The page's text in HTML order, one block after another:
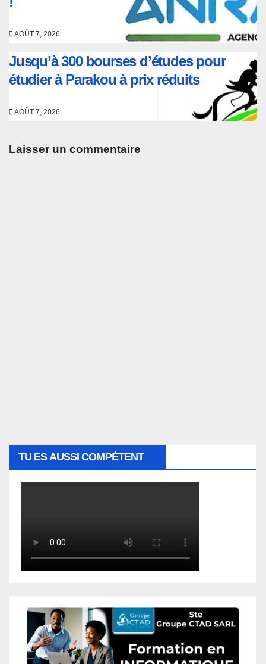
AOÛT 7, 2026
Jusqu’à 300 bourses d’études pour
étudier à Parakou à prix réduits
AOÛT 7, 2026
Laisser un commentaire
TU ES AUSSI COMPÉTENT